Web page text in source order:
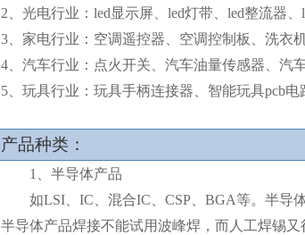
2、光电行业：led显示屏、led灯带、led整流器、
3、家电行业：空调遥控器、空调控制板、洗衣
4、汽车行业：点火开关、汽车油量传感器、汽
5、玩具行业：玩具手柄连接器、智能玩具pcb电
产品种类：
1、半导体产品
如LSI、IC、混合IC、CSP、BGA等。半导
半导体产品焊接不能试用波峰焊，而人工焊锡